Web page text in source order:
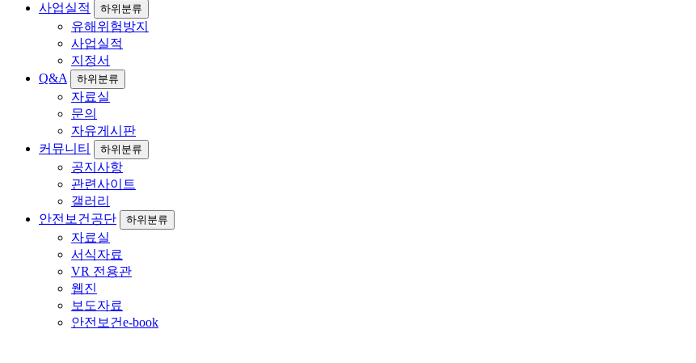
사업실적
하위분류
유해위험방지
사업실적
지정서
Q&A
하위분류
자료실
문의
자유게시판
커뮤니티
하위분류
공지사항
관련사이트
갤러리
안전보건공단
하위분류
자료실
서식자료
VR 전용관
웹진
보도자료
안전보건e-book